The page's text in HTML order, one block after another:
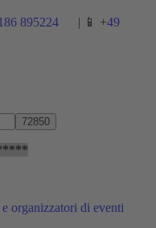
895224 | 📱 +49
*****
organizzatori di eventi